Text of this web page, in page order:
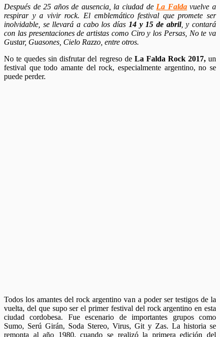
Después de 25 años de ausencia, la ciudad de La Faldavuelve a
respirar y a vivir rock. El emblemático festival que promete ser
inolvidable, se llevará a cabo los días 14 y 15 de abril, y contará
con las presentaciones de artistas como Ciro y los Persas, No te va
Gustar, Guasones, Cielo Razzo, entre otros.
No te quedes sin disfrutar del regreso de La Falda Rock 2017,un
festival que todo amante del rock, especialmente argentino, no se
puede perder.
Todos los amantes del rock argentino van a poder ser testigos de la
vuelta, del que supo ser el primer festival del rock argentino en esta
ciudad cordobesa. Fue escenario de importantes grupos como
Sumo, Serú Girán, Soda Stereo, Virus, Git y Zas. La historia se
remonta al año 1980, cuando se realizó la primera edición del